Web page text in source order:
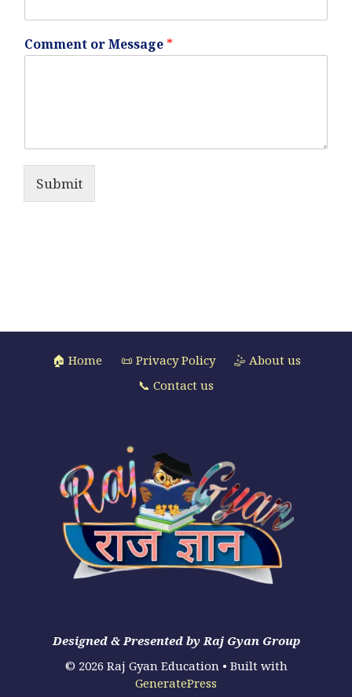
Comment or Message *
Submit
🏠 Home 📜 Privacy Policy
🤹 About us
📞 Contact us
Designed & Presented by Raj Gyan Group
© 2026 Raj Gyan Education• Built with
GeneratePress